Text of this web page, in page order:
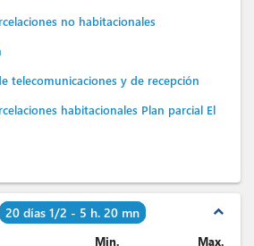
no habitacionales
telecomunicaciones y de recepción
habitacionales Plan parcial El
20 días 1/2 - 5 h. 20 mn expand_less
Min.
Max.